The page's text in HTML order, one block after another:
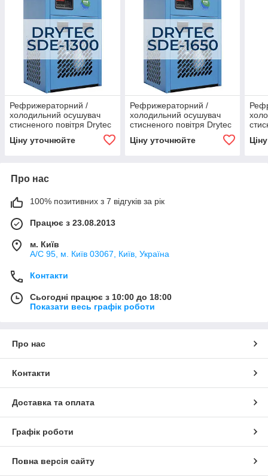
Рефрижераторний /
холодильний осушувач
стисненого повітря Drytec
Ціну уточнюйте
Рефрижераторний /
холодильний осушувач
стисненого повітря Drytec
Ціну уточнюйте
Про нас
100% позитивних з 7 відгуків за рік
Працює з 23.08.2013
м. Київ
А/С 95, м. Київ 03067, Київ, Україна
Контакти
Сьогодні працює з 10:00 до 18:00
Показати весь графік роботи
Про нас
Контакти
Доставка та оплата
Графік роботи
Повна версія сайту